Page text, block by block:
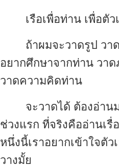
เรือเพื่อท่าน เพื่อตั
ถ้าผมจะวาดรูป ว
อยากศึกษาจากท่าน วา
วาดความคิดท่าน
จะวาดได้ ต้องอ่า
ช่วงแรก ที่จริงคืออ่านเรื่
หนึ่งนี้เราอยากเข้าใจตั
วางมั้ย